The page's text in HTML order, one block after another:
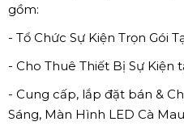
gồm:
- Tổ Chức Sự Kiện Trọn Gói
- Cho Thuê Thiết Bị Sự Kiện
- Cung cấp, lắp đặt bán &
Sáng, Màn Hình LED Cà